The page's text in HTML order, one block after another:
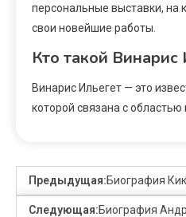
персональные выставки, на
свои новейшие работы.
Кто такой Винарис
Винарис Ильегет — это
которой связана с областью
Предыдущая:Биография
Следующая:Биография